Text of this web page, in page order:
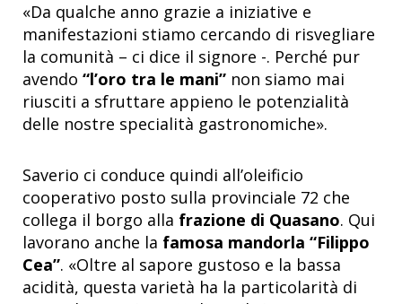
«Da qualche anno grazie a iniziative e
manifestazioni stiamo cercando di risvegliare
la comunità – ci dice il signore -. Perché pur
avendo “l’oro tra le mani” non siamo mai
riusciti a sfruttare appieno le potenzialità
delle nostre specialità gastronomiche».
Saverio ci conduce quindi all’oleificio
cooperativo posto sulla provinciale 72 che
collega il borgo alla frazione di Quasano. Qui
lavorano anche la famosa mandorla “Filippo
Cea”. «Oltre al sapore gustoso e la bassa
acidità, questa varietà ha la particolarità di